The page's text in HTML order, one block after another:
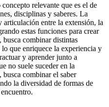
relevante que es el de
disciplinas y saberes. La
entre la extensión, la
estas funciones para crear
busca combinar distintas
que enriquece la experiencia y
y aprender junto a
no suele suceder en la
combinar el saber
la diversidad de formas de